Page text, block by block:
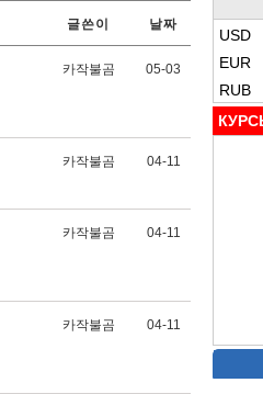
글쓴이 날짜
카작불곰 05-03
카작불곰 04-11
카작불곰 04-11
카작불곰 04-11